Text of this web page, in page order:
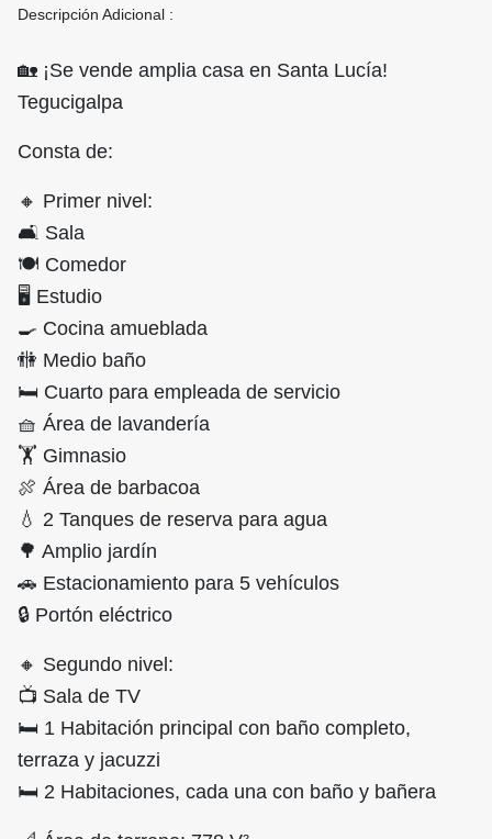
Descripción Adicional :
🏡 ¡Se vende amplia casa en Santa Lucía!
Tegucigalpa
Consta de:
🔸 Primer nivel:
🛋️ Sala
🍽️ Comedor
🖥️ Estudio
🍳 Cocina amueblada
🚻 Medio baño
🛏️ Cuarto para empleada de servicio
🧺 Área de lavandería
🏋️ Gimnasio
🍖 Área de barbacoa
💧 2 Tanques de reserva para agua
🌳 Amplio jardín
🚗 Estacionamiento para 5 vehículos
🔒 Portón eléctrico
🔸 Segundo nivel:
📺 Sala de TV
🛏️ 1 Habitación principal con baño completo,
terraza y jacuzzi
🛏️ 2 Habitaciones, cada una con baño y bañera